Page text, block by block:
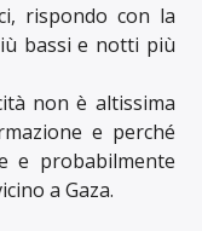
rispondo con la
bassi e notti più
non è altissima
e perché
e probabilmente
a Gaza.